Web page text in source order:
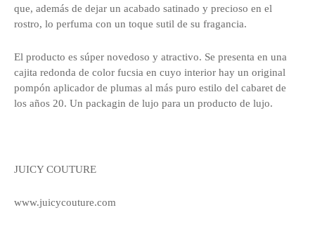
que, además de dejar un acabado satinado y precioso en el
rostro, lo perfuma con un toque sutil de su fragancia.
El producto es súper novedoso y atractivo. Se presenta en una
cajita redonda de color fucsia en cuyo interior hay un original
pompón aplicador de plumas al más puro estilo del cabaret de
los años 20. Un packagin de lujo para un producto de lujo.
JUICY COUTURE
www.juicycouture.com